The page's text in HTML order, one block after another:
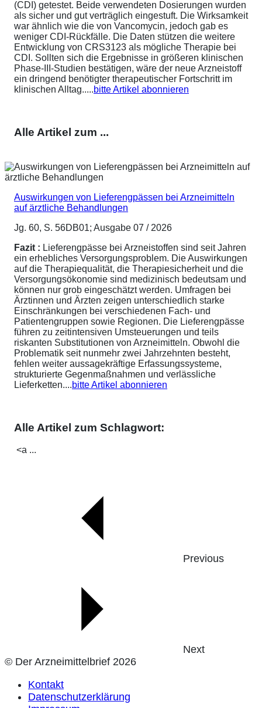
(CDI) getestet. Beide verwendeten Dosierungen wurden
als sicher und gut verträglich eingestuft. Die Wirksamkeit
war ähnlich wie die von Vancomycin, jedoch gab es
weniger CDI-Rückfälle. Die Daten stützen die weitere
Entwicklung von CRS3123 als mögliche Therapie bei
CDI. Sollten sich die Ergebnisse in größeren klinischen
Phase-III-Studien bestätigen, wäre der neue Arzneistoff
ein dringend benötigter therapeutischer Fortschritt im
klinischen Alltag.....bitte Artikel abonnieren
Alle Artikel zum ...
Auswirkungen von Lieferengpässen bei Arzneimitteln
auf ärztliche Behandlungen
Jg. 60, S. 56DB01; Ausgabe 07 / 2026
Fazit : Lieferengpässe bei Arzneistoffen sind seit Jahren
ein erhebliches Versorgungsproblem. Die Auswirkungen
auf die Therapiequalität, die Therapiesicherheit und die
Versorgungsökonomie sind medizinisch bedeutsam und
können nur grob eingeschätzt werden. Umfragen bei
Ärztinnen und Ärzten zeigen unterschiedlich starke
Einschränkungen bei verschiedenen Fach- und
Patientengruppen sowie Regionen. Die Lieferengpässe
führen zu zeitintensiven Umsteuerungen und teils
riskanten Substitutionen von Arzneimitteln. Obwohl die
Problematik seit nunmehr zwei Jahrzehnten besteht,
fehlen weiter aussagekräftige Erfassungssysteme,
strukturierte Gegenmaßnahmen und verlässliche
Lieferketten....bitte Artikel abonnieren
Alle Artikel zum Schlagwort:
<a ...
Previous
Next
© Der Arzneimittelbrief 2026
Kontakt
Datenschutzerklärung